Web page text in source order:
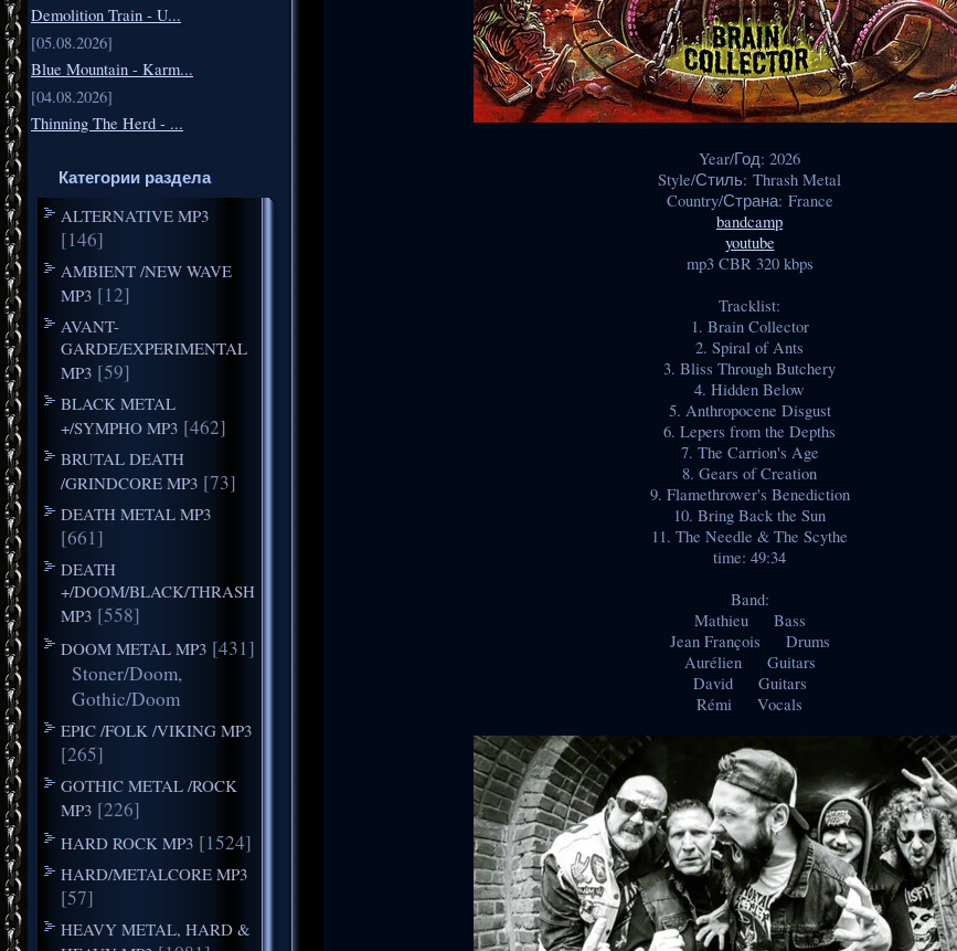
Demolition Train - U...
[05.08.2026]
Blue Mountain - Karm...
[04.08.2026]
Thinning The Herd - ...
Категории раздела
ALTERNATIVE MP3
[146]
AMBIENT /NEW WAVE
MP3 [12]
AVANT-
GARDE/EXPERIMENTAL
MP3 [59]
BLACK METAL
+/SYMPHO MP3 [462]
BRUTAL DEATH
/GRINDCORE MP3 [73]
DEATH METAL MP3
[661]
DEATH
+/DOOM/BLACK/THRASH
MP3 [558]
DOOM METAL MP3 [431]
Stoner/Doom,
Gothic/Doom
EPIC /FOLK /VIKING MP3
[265]
GOTHIC METAL /ROCK
MP3 [226]
HARD ROCK MP3 [1524]
HARD/METALCORE MP3
[57]
HEAVY METAL, HARD &
Year/Год: 2026
Style/Стиль: Thrash Metal
Country/Страна: France
bandcamp
youtube
mp3 CBR 320 kbps
Tracklist:
1. Brain Collector
2. Spiral of Ants
3. Bliss Through Butchery
4. Hidden Below
5. Anthropocene Disgust
6. Lepers from the Depths
7. The Carrion's Age
8. Gears of Creation
9. Flamethrower's Benediction
10. Bring Back the Sun
11. The Needle & The Scythe
time: 49:34
Band:
Mathieu Bass
Jean François Drums
Aurélien Guitars
David Guitars
Rémi Vocals